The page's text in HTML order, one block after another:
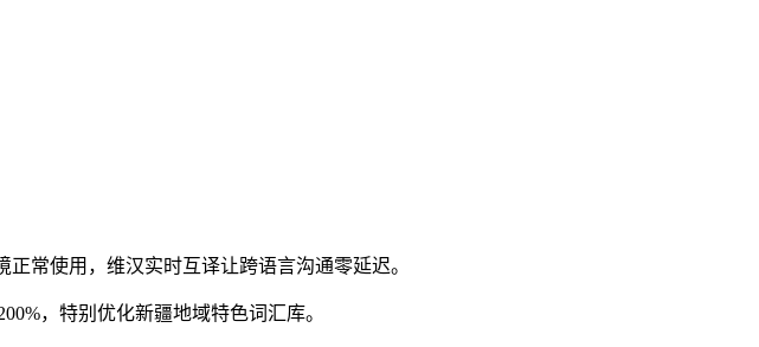
常使用，维汉实时互译让跨语言沟通零延迟。
，特别优化新疆地域特色词汇库。